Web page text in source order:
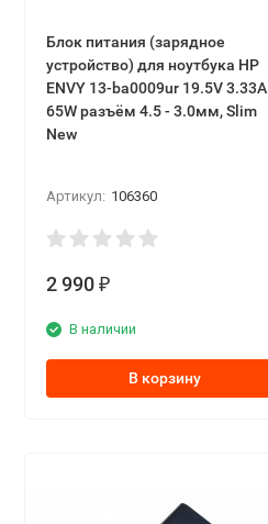
Блок питaния (зарядное
устройство) для ноутбука НР
ЕNVY 13-bа0009ur 19.5V 3.33А
65W разъём 4.5 - 3.0мм, Ѕlіm
New
Артикул: 106360
2 990 ₽
В наличии
В корзину